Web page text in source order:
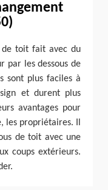
de toit fait avec du
par les dessous de
sont plus faciles à
et durent plus
avantages pour
les propriétaires. Il
de toit avec une
coups extérieurs.